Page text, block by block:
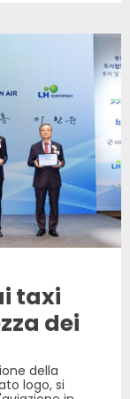
taxi
dei
della
logo, si